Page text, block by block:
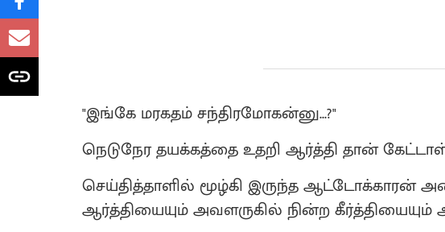
"இங்கே மரகதம் சந்திரமோகன்னு...?"
நெடுநேர தயக்கத்தை உதறி ஆர்த்தி தான்
செய்தித்தாளில் மூழ்கி இருந்த ஆட்டோக்காரன்
ஆர்த்தியையும் அவளருகில் நின்ற கீர்த்தியையும்